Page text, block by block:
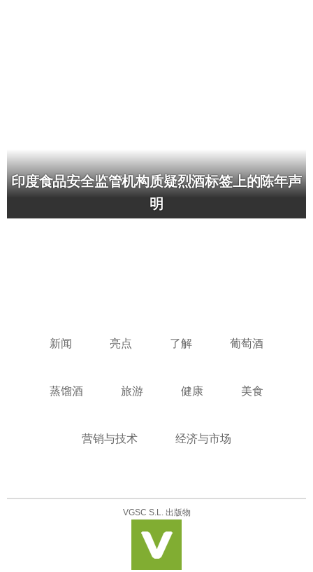
印度食品安全监管机构质疑烈酒标签上的陈年声
明
新闻 亮点 了解 葡萄酒
蒸馏酒 旅游 健康 美食
营销与技术 经济与市场
VGSC S.L. 出版物